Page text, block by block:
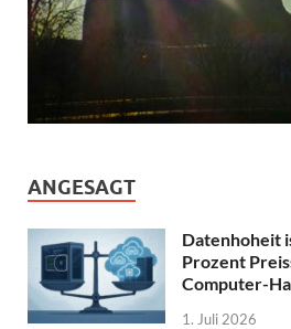
ANGESAGT
Datenhoheit
Prozent
Computer-
1. Juli 2026